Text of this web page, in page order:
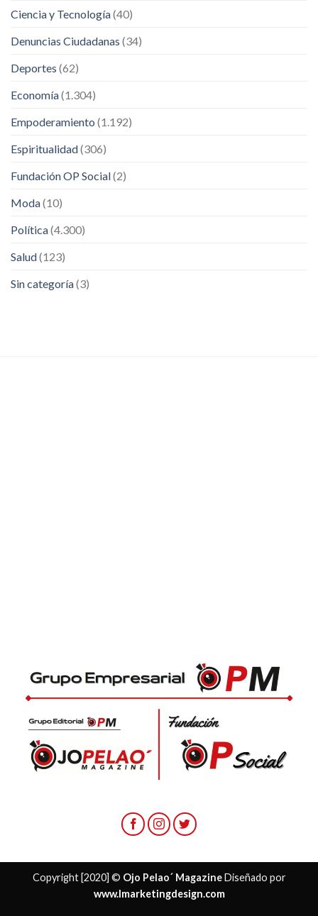
Ciencia y Tecnología(40)
Denuncias Ciudadanas (34)
Deportes (62)
Economía(1.304)
Empoderamiento (1.192)
Espiritualidad(306)
Fundación OP Social(2)
Moda(10)
Política(4.300)
Salud(123)
Sin categoría(3)
Copyright [2020] © Ojo Pelao´ MagazineDiseñado por
www.lmarketingdesign.com